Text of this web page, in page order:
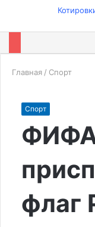
Главная / Спорт
Спорт
флаг